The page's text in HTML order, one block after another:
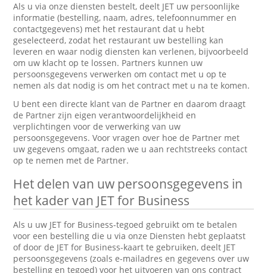
Als u via onze diensten bestelt, deelt JET uw persoonlijke
informatie (bestelling, naam, adres, telefoonnummer en
contactgegevens) met het restaurant dat u hebt
geselecteerd, zodat het restaurant uw bestelling kan
leveren en waar nodig diensten kan verlenen, bijvoorbeeld
om uw klacht op te lossen. Partners kunnen uw
persoonsgegevens verwerken om contact met u op te
nemen als dat nodig is om het contract met u na te komen.
U bent een directe klant van de Partner en daarom draagt
de Partner zijn eigen verantwoordelijkheid en
verplichtingen voor de verwerking van uw
persoonsgegevens. Voor vragen over hoe de Partner met
uw gegevens omgaat, raden we u aan rechtstreeks contact
op te nemen met de Partner.
Het delen van uw persoonsgegevens in
het kader van JET for Business
Als u uw JET for Business-tegoed gebruikt om te betalen
voor een bestelling die u via onze Diensten hebt geplaatst
of door de JET for Business-kaart te gebruiken, deelt JET
persoonsgegevens (zoals e-mailadres en gegevens over uw
bestelling en tegoed) voor het uitvoeren van ons contract